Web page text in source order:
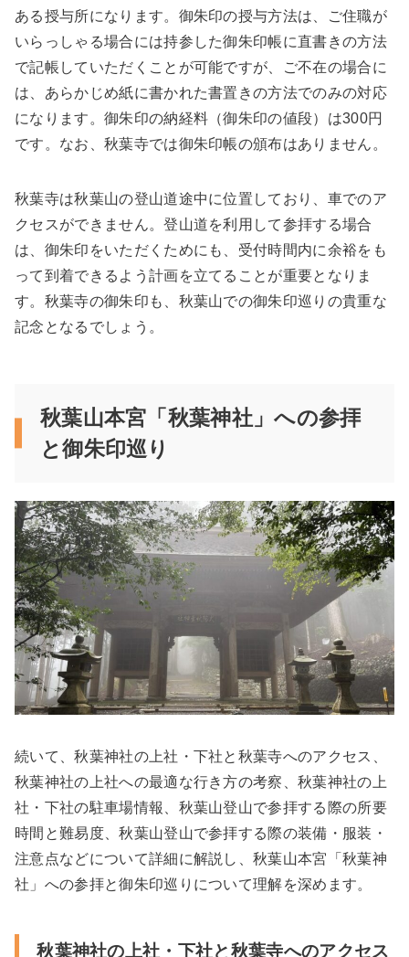
ある授与所になります。御朱印の授与方法は、ご住職が
いらっしゃる場合には持参した御朱印帳に直書きの方法
で記帳していただくことが可能ですが、ご不在の場合に
は、あらかじめ紙に書かれた書置きの方法でのみの対応
になります。御朱印の納経料（御朱印の値段）は300円
です。なお、秋葉寺では御朱印帳の頒布はありません。
秋葉寺は秋葉山の登山道途中に位置しており、車でのア
クセスができません。登山道を利用して参拝する場合
は、御朱印をいただくためにも、受付時間内に余裕をも
って到着できるよう計画を立てることが重要となりま
す。秋葉寺の御朱印も、秋葉山での御朱印巡りの貴重な
記念となるでしょう。
秋葉山本宮「秋葉神社」への参拝
と御朱印巡り
続いて、秋葉神社の上社・下社と秋葉寺へのアクセス、
秋葉神社の上社への最適な行き方の考察、秋葉神社の上
社・下社の駐車場情報、秋葉山登山で参拝する際の所要
時間と難易度、秋葉山登山で参拝する際の装備・服装・
注意点などについて詳細に解説し、秋葉山本宮「秋葉神
社」への参拝と御朱印巡りについて理解を深めます。
秋葉神社の上社・下社と秋葉寺へのアクセス